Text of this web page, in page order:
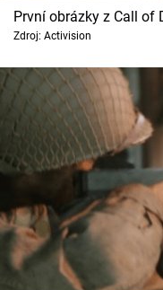
Hry
Cool Esport
Pořady
TV Program
Sledujte prima+
Přihlášení
První obrázky z Call of
Zdroj: Activision